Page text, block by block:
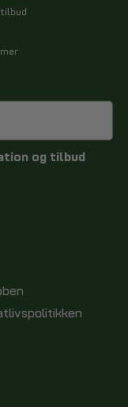
kan regnbukser også
at transportere,
tekniske og robuste
og beskytter mod
i regnen eller
regnbukser være din
TIL HERRE
din komfort og
stil, selv når vejret
og tilbud